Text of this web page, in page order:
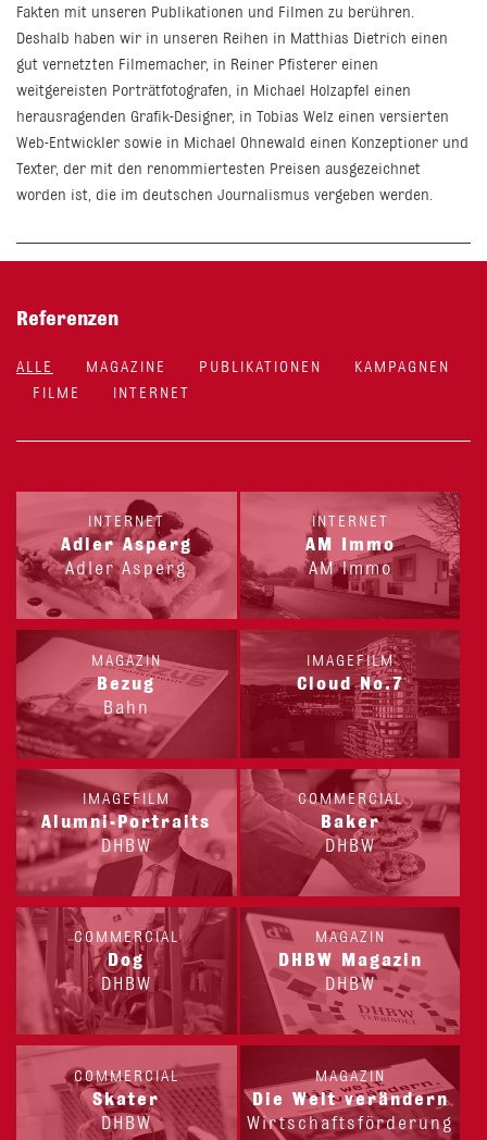
Fakten mit unseren Publikationen und Filmen zu berühren.
Deshalb haben wir in unseren Reihen in Matthias Dietrich einen
gut vernetzten Filmemacher, in Reiner Pfisterer einen
weitgereisten Porträtfotografen, in Michael Holzapfel einen
herausragenden Grafik-Designer, in Tobias Welz einen versierten
Web-Entwickler sowie in Michael Ohnewald einen Konzeptioner und
Texter, der mit den renommiertesten Preisen ausgezeichnet
worden ist, die im deutschen Journalismus vergeben werden.
Referenzen
ALLE MAGAZINE PUBLIKATIONEN
KAMPAGNEN
FILME
INTERNET
INTERNET
Adler Asperg
Adler Asperg
INTERNET
AM Immo
AM Immo
MAGAZIN
Bezug
Bahn
IMAGEFILM
Cloud No.7
IMAGEFILM
Alumni-Portraits
DHBW
COMMERCIAL
Baker
DHBW
COMMERCIAL
Dog
DHBW
MAGAZIN
DHBW Magazin
DHBW
COMMERCIAL
Skater
DHBW
MAGAZIN
Die Welt verändern
Wirtschaftsförderung